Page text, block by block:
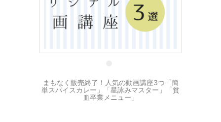
まもなく販売終了！人気の動画講座3つ「簡
単スパイスカレー」「星詠みマスター」「貧
血卒業メニュー」